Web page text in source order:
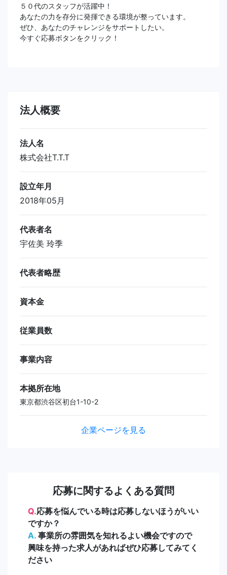
５０代のスタッフが活躍中！
あなたの力を存分に発揮できる環境が整っています。
ぜひ、あなたのチャレンジをサポートしたい。
今すぐ応募ボタンをクリック！
法人概要
法人名
株式会社T.T.T
設立年月
2018年05月
代表者名
宇佐美 玲季
代表者略歴
資本金
従業員数
事業内容
本拠所在地
東京都渋谷区初台1-10-2
企業ページを見る
応募に関するよくある質問
Q.応募を悩んでいる時は応募しないほうがいい
ですか？
A. 事業所の雰囲気を知れるよい機会ですので
興味を持った求人があればぜひ応募してみてく
ださい